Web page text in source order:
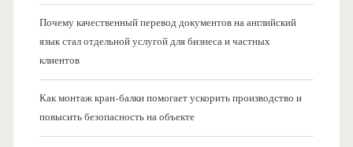
Почему качественный перевод документов на английский
язык стал отдельной услугой для бизнеса и частных
клиентов
Как монтаж кран-балки помогает ускорить производство и
повысить безопасность на объекте